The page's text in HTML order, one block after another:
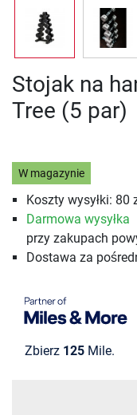
Stojak na
Tree (5 par)
W magazynie
Koszty wysyłki: 80
Darmowa wysyłka
przy zakupach
Dostawa za
Zbierz 125 Mile.